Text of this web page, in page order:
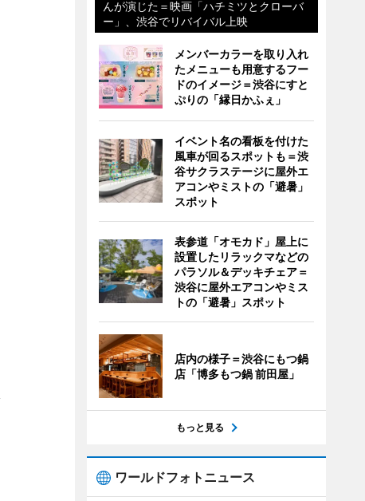
んが演じた＝映画「ハチミツとクローバ
ー」、渋谷でリバイバル上映
メンバーカラーを取り入れ
たメニューも用意するフー
ドのイメージ＝渋谷にすと
ぷりの「縁日かふぇ」
イベント名の看板を付けた
風車が回るスポットも＝渋
谷サクラステージに屋外エ
アコンやミストの「避暑」
スポット
表参道「オモカド」屋上に
設置したリラックマなどの
パラソル＆デッキチェア＝
渋谷に屋外エアコンやミス
トの「避暑」スポット
店内の様子＝渋谷にもつ鍋
店「博多もつ鍋 前田屋」
もっと見る
ワールドフォトニュース